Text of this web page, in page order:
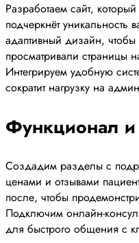
Разработаем сайт,
подчеркнёт
адаптивный дизайн, чтобы
просматривали страницы
Интегрируем удобную
сократит нагрузку на
Функционал и
Создадим разделы с
ценами и отзывами
после, чтобы
Подключим онлайн-
для быстрого общения с